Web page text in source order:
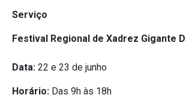
Serviço
Festival Regional de Xadrez Gigante
Data: 22 e 23 de junho
Horário: Das 9h às 18h